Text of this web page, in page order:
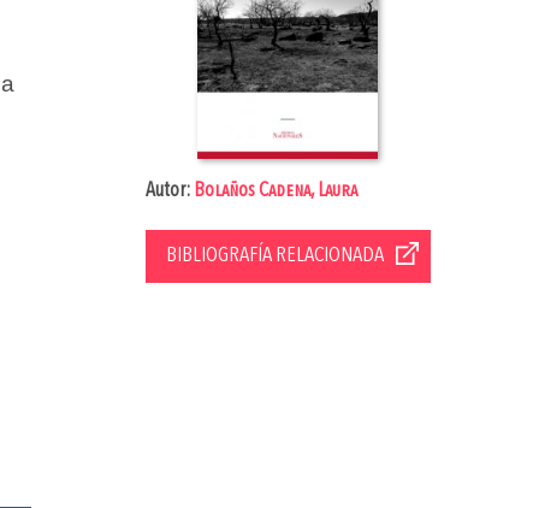
Autor: Bolaños Cadena, Laura
BIBLIOGRAFÍA RELACIONADA